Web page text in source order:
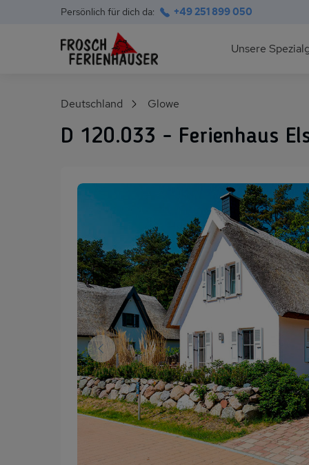
Persönlich für dich da: +49 251 899 050
Hauptnavigation
Unsere
Polnische Ostsee
Alpen im Sommer
Skihütten &
Gruppenhäuser
Deutschland Glowe
D 120.033 - Ferienhaus